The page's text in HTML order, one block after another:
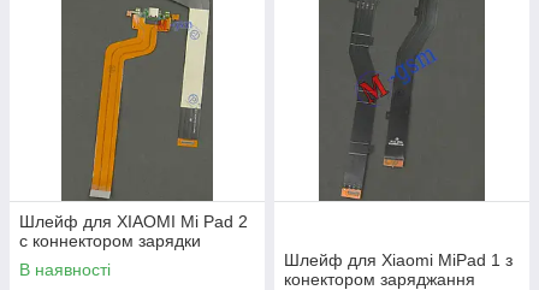
Шлейф для XIAOMI Mi Pad 2
c коннектором зарядки
В наявності
Шлейф для Xiaomi MiPad 1 з
конектором заряджання